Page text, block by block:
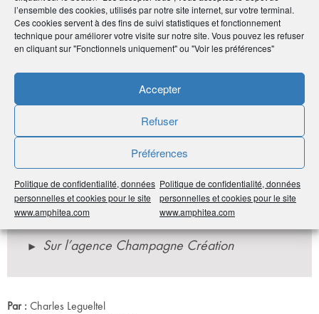
l’ensemble des cookies, utilisés par notre site internet, sur votre terminal.
Ces cookies servent à des fins de suivi statistiques et fonctionnement
technique pour améliorer votre visite sur notre site. Vous pouvez les refuser
en cliquant sur "Fonctionnels uniquement" ou "Voir les préférences"
Accepter
Refuser
Préférences
Politique de confidentialité, données
personnelles et cookies pour le site
www.amphitea.com
Politique de confidentialité, données
personnelles et cookies pour le site
www.amphitea.com
Retrouvez notre e-serie « À la découverte de
nos Correspondants régionaux »
En savoirplus
Sur l’agence Champagne Création
Par : Charles Legueltel